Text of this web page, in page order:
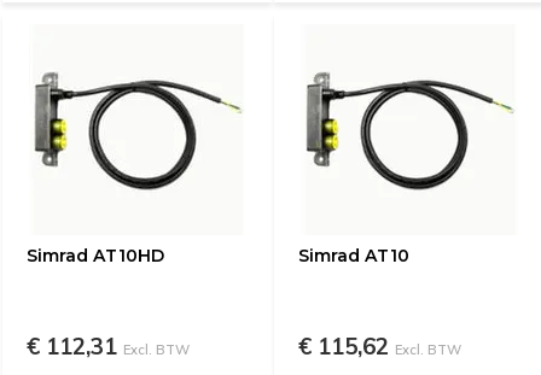
Simrad AT10HD
€ 112,31 Excl. BTW
Simrad AT10
€ 115,62 Excl. BTW